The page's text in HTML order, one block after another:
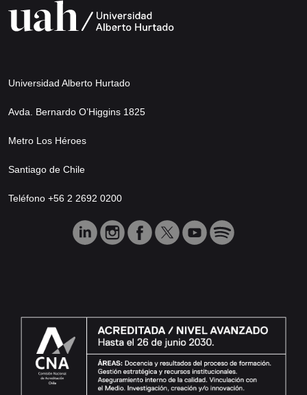
Universidad Alberto Hurtado
Avda. Bernardo O’Higgins 1825
Metro Los Héroes
Santiago de Chile
Teléfono +56 2 2692 0200